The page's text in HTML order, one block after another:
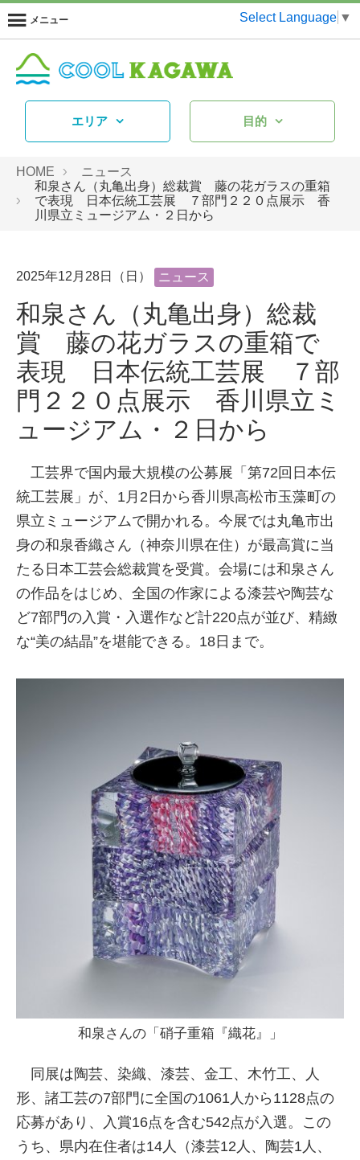
メニュー Select Language ▼
エリア 目的
HOME
ニュース
和泉さん（丸亀出身）総裁賞 藤の花ガラスの重箱
で表現 日本伝統工芸展 ７部門２２０点展示 香
川県立ミュージアム・２日から
2025年12月28日（日） ニュース
和泉さん（丸亀出身）総裁
賞 藤の花ガラスの重箱で
表現 日本伝統工芸展 ７部
門２２０点展示 香川県立ミ
ュージアム・２日から
工芸界で国内最大規模の公募展「第72回日本伝
統工芸展」が、1月2日から香川県高松市玉藻町の
県立ミュージアムで開かれる。今展では丸亀市出
身の和泉香織さん（神奈川県在住）が最高賞に当
たる日本工芸会総裁賞を受賞。会場には和泉さん
の作品をはじめ、全国の作家による漆芸や陶芸な
ど7部門の入賞・入選作など計220点が並び、精緻
な“美の結晶”を堪能できる。18日まで。
和泉さんの「硝子重箱『織花』」
同展は陶芸、染織、漆芸、金工、木竹工、人
形、諸工芸の7部門に全国の1061人から1128点の
応募があり、入賞16点を含む542点が入選。この
うち、県内在住者は14人（漆芸12人、陶芸1人、